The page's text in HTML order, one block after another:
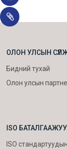
ОЛОН УЛСЫН
Бидний тухай
Олон улсын
ISO
ISO